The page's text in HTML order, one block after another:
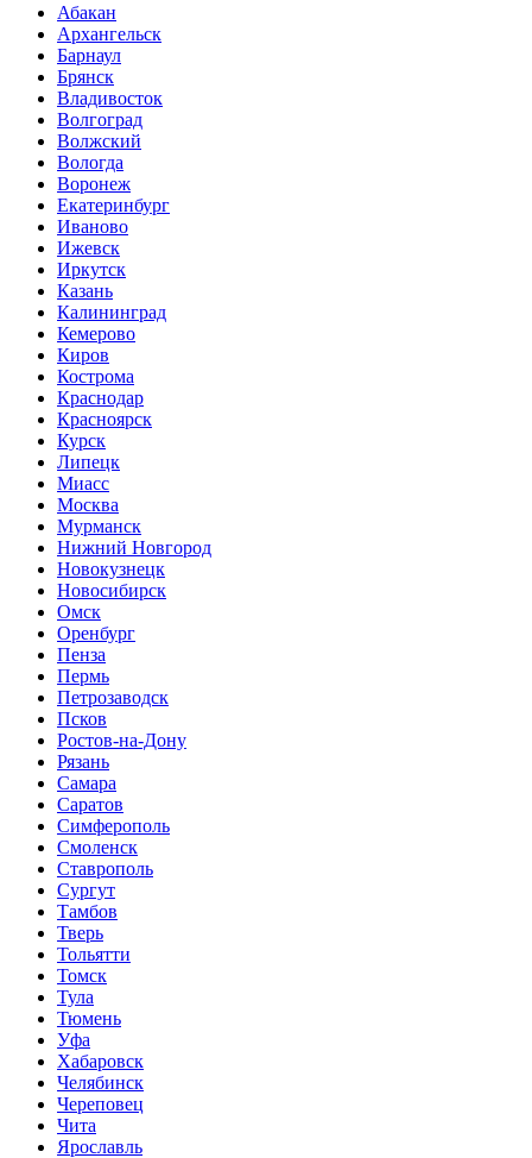
Абакан
Архангельск
Барнаул
Брянск
Владивосток
Волгоград
Волжский
Вологда
Воронеж
Екатеринбург
Иваново
Ижевск
Иркутск
Казань
Калининград
Кемерово
Киров
Кострома
Краснодар
Красноярск
Курск
Липецк
Миасс
Москва
Мурманск
Нижний Новгород
Новокузнецк
Новосибирск
Омск
Оренбург
Пенза
Пермь
Петрозаводск
Псков
Ростов-на-Дону
Рязань
Самара
Саратов
Симферополь
Смоленск
Ставрополь
Сургут
Тамбов
Тверь
Тольятти
Томск
Тула
Тюмень
Уфа
Хабаровск
Челябинск
Череповец
Чита
Ярославль